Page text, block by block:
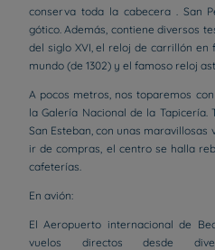
conserva toda la cabecera . San
gótico. Además, contiene diversos
del siglo XVI, el reloj de carrillón en
mundo (de 1302) y el famoso reloj
A pocos metros, nos toparemos
la Galería Nacional de la
San Esteban, con unas maravillosas
ir de compras, el centro se halla
cafeterías.
En avión:
El Aeropuerto internacional de
vuelos directos desde